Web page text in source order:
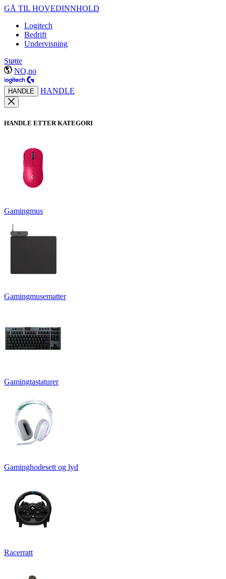
GÅ TIL HOVEDINNHOLD
Logitech
Bedrift
Undervisning
Støtte
NO,no
HANDLE HANDLE
HANDLE ETTER KATEGORI
Gamingmus
Gamingmusematter
Gamingtastaturer
Gaminghodesett og lyd
Racerratt